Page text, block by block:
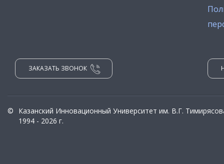
ЗАКАЗАТЬ ЗВОНОК
©
Казанский Инновационный Университет им. В.Г.
1994 - 2026 г.